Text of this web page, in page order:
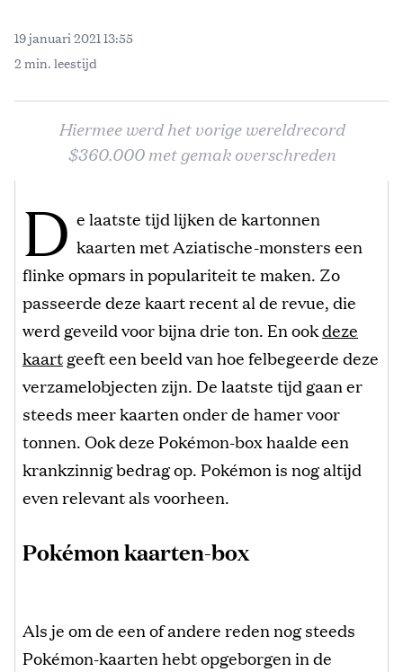
19 januari 2021 13:55
2 min. leestijd
Hiermee werd het vorige wereldrecord
$360.000 met gemak overschreden
D e laatste tijd lijken de kartonnen
kaarten met Aziatische-monsters een
flinke opmars in populariteit te maken. Zo
passeerde deze kaart recent al de revue, die
werd geveild voor bijna drie ton. En ookdeze
kaartgeeft een beeld van hoe felbegeerde deze
verzamelobjecten zijn. De laatste tijd gaan er
steeds meer kaarten onder de hamer voor
tonnen. Ook deze Pokémon-box haalde een
krankzinnig bedrag op. Pokémon is nog altijd
even relevant als voorheen.
Pokémon kaarten-box
Als je om de een of andere reden nog steeds
Pokémon-kaarten hebt opgeborgen in de